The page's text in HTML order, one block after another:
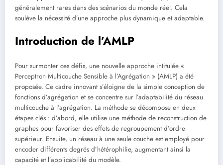
généralement rares dans des scénarios du monde réel. Cela
soulève la nécessité d’une approche plus dynamique et adaptable.
Introduction de l’AMLP
Pour surmonter ces défis, une nouvelle approche intitulée «
Perceptron Multicouche Sensible à l’Agrégation » (AMLP) a été
proposée. Ce cadre innovant s’éloigne de la simple conception de
fonctions d’agrégation et se concentre sur l’adaptabilité du réseau
multicouche à l’agrégation. La méthode se décompose en deux
étapes clés : d’abord, elle utilise une méthode de reconstruction de
graphes pour favoriser des effets de regroupement d’ordre
supérieur. Ensuite, un réseau à une seule couche est employé pour
encoder différents degrés d’hétérophilie, augmentant ainsi la
capacité et l’applicabilité du modèle.